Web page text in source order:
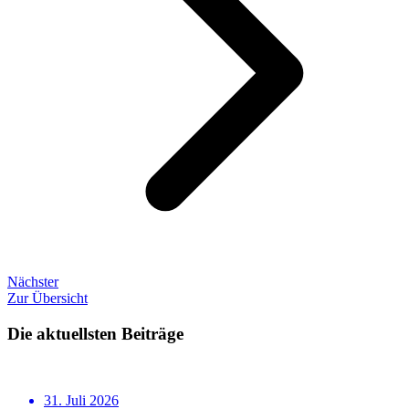
Nächster
Zur Übersicht
Die aktuellsten Beiträge
31. Juli 2026